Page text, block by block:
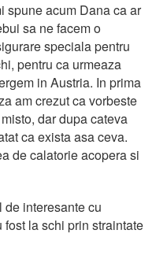
spune acum Dana ca ar
sa ne facem o
speciala pentru
pentru ca urmeaza
in Austria. In prima
am crezut ca vorbeste
dar dupa cateva
ca exista asa ceva.
de calatorie acopera si
de interesante cu
la schi prin straintate